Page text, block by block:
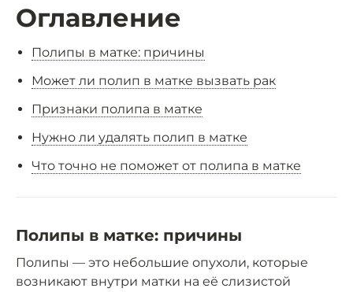
Оглавление
Полипы в матке: причины
Может ли полип в матке вызвать рак
Признаки полипа в матке
Нужно ли удалять полип в матке
Что точно не поможет от полипа в матке
Полипы в матке: причины
Полипы — это небольшие опухоли, которые
возникают внутри матки на её слизистой